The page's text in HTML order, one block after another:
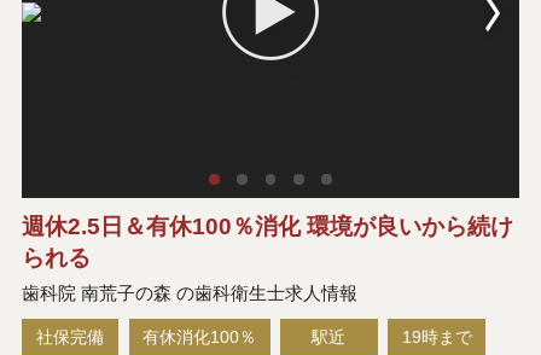
週休2.5日＆有休100％消化 環境が良いから続け
られる
歯科院 南荒子の森 の歯科衛生士求人情報
社保完備 有休消化100％ 駅近 19時まで